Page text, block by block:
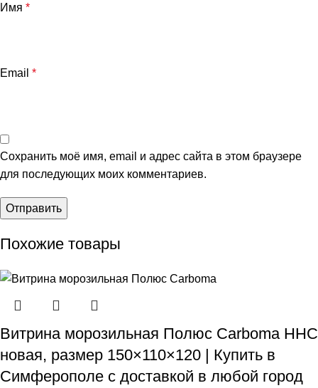
Имя *
Email *
Сохранить моё имя, email и адрес сайта в этом браузере
для последующих моих комментариев.
Похожие товары
Витрина морозильная Полюс Carboma HHC
новая, размер 150×110×120 | Купить в
Симферополе с доставкой в любой город